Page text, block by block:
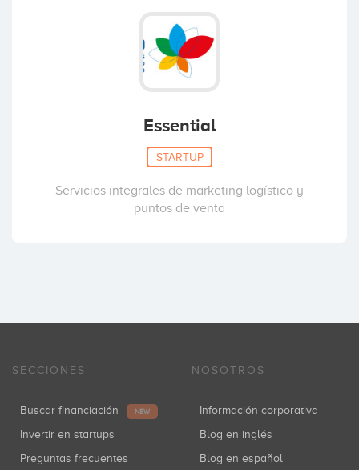
Essential
STARTUP
Servicios integrales de marketing logístico y
puntos de venta
SECCIONES
Buscar financiación NEW
Invertir en startups
Preguntas frecuentes
NOSOTROS
Información corporativa
Blog en inglés
Blog en español